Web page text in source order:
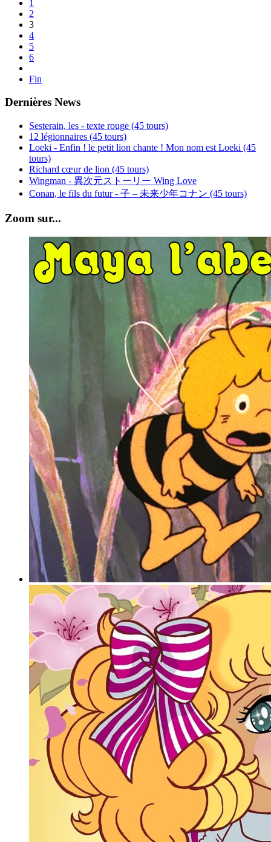
1
2
3
4
5
6
Fin
Dernières News
Sesterain, les - texte rouge (45 tours)
12 légionnaires (45 tours)
Loeki - Enfin ! le petit lion chante ! Mon nom est Loeki (45
tours)
Richard cœur de lion (45 tours)
Wingman - 異次元ストーリー Wing Love
Conan, le fils du futur - 子 – 未来少年コナン (45 tours)
Zoom sur...